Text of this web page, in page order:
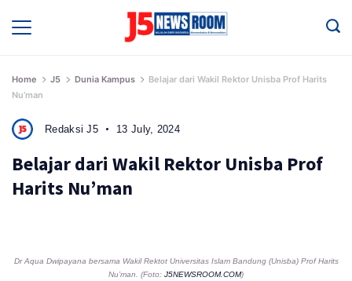
Home J5 Dunia Kampus
Belajar dari Wakil Rektor Unisba Prof Harits
Nu’man
Redaksi J5 13 July, 2024
Belajar dari Wakil Rektor Unisba Prof
Harits Nu’man
Dr Aqua Dwipayana bersama Wakil Rektot Universitas Islam Bandung (Unisba) Prof Harits
Nu’man. (Foto: J5NEWSROOM.COM)